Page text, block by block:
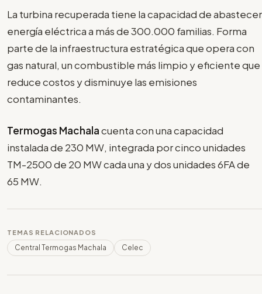
La turbina recuperada tiene la capacidad de abastecer
energía eléctrica a más de 300.000 familias. Forma
parte de la infraestructura estratégica que opera con
gas natural, un combustible más limpio y eficiente que
reduce costos y disminuye las emisiones
contaminantes.
Termogas Machalacuenta con una capacidad
instalada de 230 MW, integrada por cinco unidades
TM-2500 de 20 MW cada una y dos unidades 6FA de
65 MW.
TEMAS RELACIONADOS
Central Termogas Machala Celec